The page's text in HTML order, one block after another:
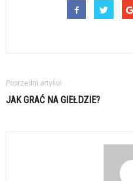
Poprzedni artykuł
JAK GRAĆ NA GIEŁDZIE?